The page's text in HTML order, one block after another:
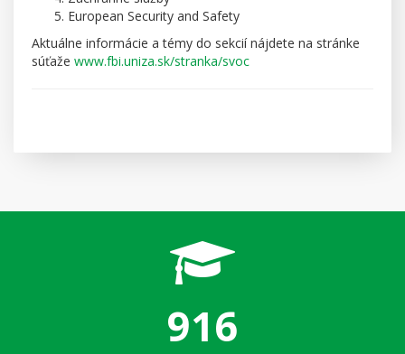
European Security and Safety
Aktuálne informácie a témy do sekcií nájdete na stránke
súťaže www.fbi.uniza.sk/stranka/svoc
916